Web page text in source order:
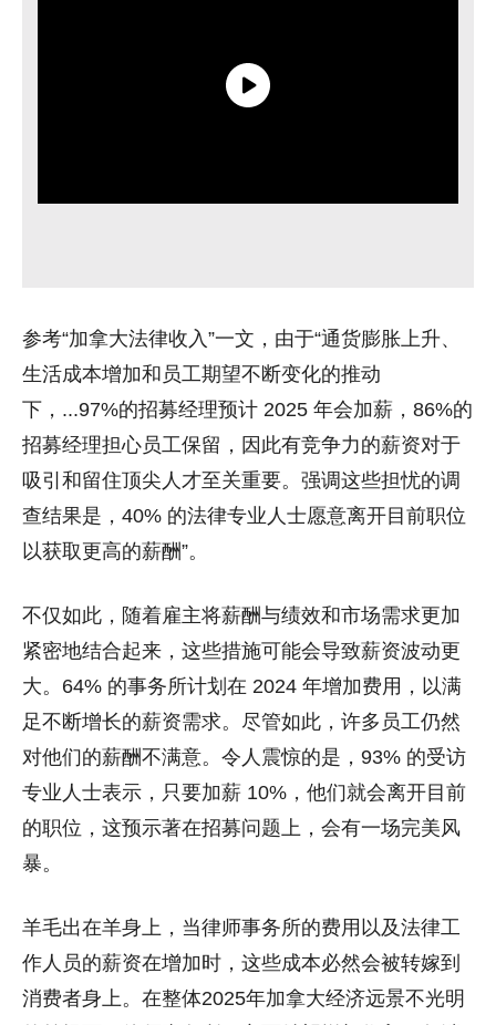
参考“加拿大法律收入”一文，由于“通货膨胀上升、
生活成本增加和员工期望不断变化的推动
下，...97%的招募经理预计 2025 年会加薪，86%的
招募经理担心员工保留，因此有竞争力的薪资对于
吸引和留住顶尖人才至关重要。强调这些担忧的调
查结果是，40% 的法律专业人士愿意离开目前职位
以获取更高的薪酬”。
不仅如此，随着雇主将薪酬与绩效和市场需求更加
紧密地结合起来，这些措施可能会导致薪资波动更
大。64% 的事务所计划在 2024 年增加费用，以满
足不断增长的薪资需求。尽管如此，许多员工仍然
对他们的薪酬不满意。令人震惊的是，93% 的受访
专业人士表示，只要加薪 10%，他们就会离开目前
的职位，这预示著在招募问题上，会有一场完美风
暴。
羊毛出在羊身上，当律师事务所的费用以及法律工
作人员的薪资在增加时，这些成本必然会被转嫁到
消费者身上。在整体2025年加拿大经济远景不光明